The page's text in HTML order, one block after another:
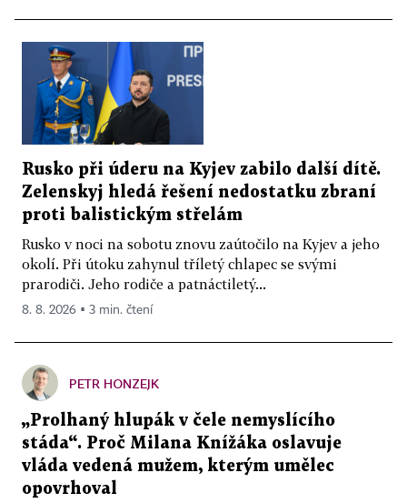
Rusko při úderu na Kyjev zabilo další dítě.
Zelenskyj hledá řešení nedostatku zbraní
proti balistickým střelám
Rusko v noci na sobotu znovu zaútočilo na Kyjev a jeho
okolí. Při útoku zahynul tříletý chlapec se svými
prarodiči. Jeho rodiče a patnáctiletý...
8. 8. 2026 ▪ 3 min. čtení
PETR HONZEJK
„Prolhaný hlupák v čele nemyslícího
stáda“. Proč Milana Knížáka oslavuje
vláda vedená mužem, kterým umělec
opovrhoval